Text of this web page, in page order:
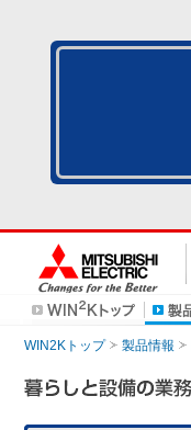
WIN2Kトップ 製品情報